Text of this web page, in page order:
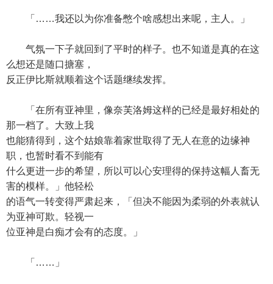
「……我还以为你准备憋个啥感想出来呢，主人。」
气氛一下子就回到了平时的样子。也不知道是真的在这
么想还是随口搪塞，
反正伊比斯就顺着这个话题继续发挥。
「在所有亚神里，像奈芙洛姆这样的已经是最好相处的
那一档了。大致上我
也能猜得到，这个姑娘靠着家世取得了无人在意的边缘神
职，也暂时看不到能有
什么更进一步的希望，所以可以心安理得的保持这幅人畜无
害的模样。」他轻松
的语气一转变得严肃起来，「但决不能因为柔弱的外表就认
为亚神可欺。轻视一
位亚神是白痴才会有的态度。」
「……」